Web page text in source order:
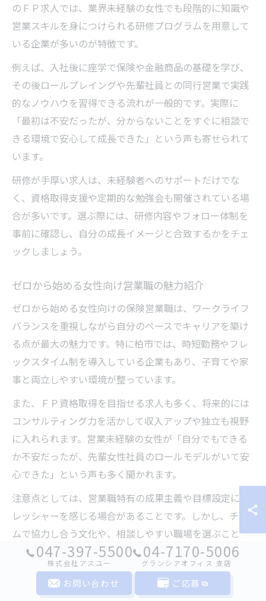
のＦＰ求人では、業界未経験の女性でも段階的に知識や
営業スキルを身につけられる研修プログラムを用意して
いる企業が多いのが特徴です。
例えば、入社後に座学で保険や金融商品の基礎を学び、
その後ロールプレイングや先輩社員との同行営業で実践
的なノウハウを習得できる流れが一般的です。実際に
「最初は不安だったが、分からないことをすぐに相談で
きる環境で安心して成長できた」という声も寄せられて
います。
研修が手厚い求人は、未経験者へのサポートだけでな
く、資格取得支援や定期的な勉強会も開催されている場
合が多いです。選ぶ際には、研修内容やフォロー体制を
事前に確認し、自分の成長イメージと合致するかをチェ
ックしましょう。
ゼロから始める女性向け営業職の魅力紹介
ゼロから始める女性向けの保険営業職は、ワークライフ
バランスを重視しながら自分のペースでキャリアを築け
る点が最大の魅力です。特に柏市では、時短勤務やフレ
ックスタイム制を導入している企業もあり、子育てや家
事と両立しやすい環境が整っています。
また、ＦＰ資格取得を目指せる求人も多く、将来的には
コンサルティング力を活かして収入アップや独立も視野
に入れられます。営業未経験の女性が「自分でもできる
か不安だったが、先輩女性社員のロールモデルがいて安
心できた」という声も多く聞かれます。
注意点としては、営業職特有の成果主義や目標設定にプ
レッシャーを感じる場合があることです。しかし、チー
ムで協力し合う文化や、相談しやすい職場を選ぶこと
で、未経験からでも安心して長く働き続けられるでしょ
047-397-5500
株式会社アスユー
04-7170-5006
グランシアオフィス ⽀店
お問い合わせ ご応募